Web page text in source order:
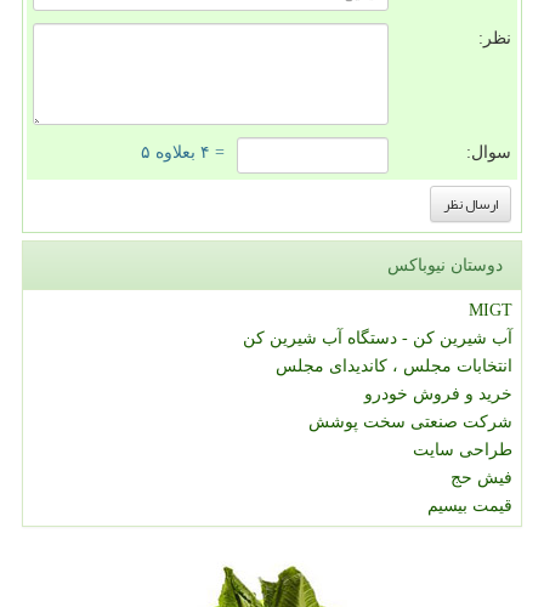
نظر:
سوال: = ۴ بعلاوه ۵
دوستان نیوباکس
MIGT
آب شیرین کن - دستگاه آب شیرین کن
انتخابات مجلس ، کاندیدای مجلس
خرید و فروش خودرو
شرکت صنعتی سخت پوشش
طراحی سایت
فیش حج
قیمت بیسیم